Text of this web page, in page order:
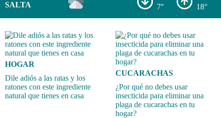
SALTA 7° 18°
HOGAR
Dile adiós a las ratas y los
ratones con este ingrediente
natural que tienes en casa
CUCARACHAS
¿Por qué no debes usar
insecticida para eliminar una
plaga de cucarachas en tu
hogar?